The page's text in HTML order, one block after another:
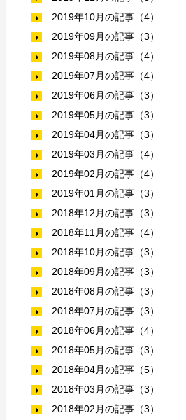
2019年10月の記事（4）
2019年09月の記事（3）
2019年08月の記事（4）
2019年07月の記事（4）
2019年06月の記事（3）
2019年05月の記事（3）
2019年04月の記事（3）
2019年03月の記事（4）
2019年02月の記事（4）
2019年01月の記事（3）
2018年12月の記事（3）
2018年11月の記事（4）
2018年10月の記事（3）
2018年09月の記事（3）
2018年08月の記事（3）
2018年07月の記事（3）
2018年06月の記事（4）
2018年05月の記事（3）
2018年04月の記事（5）
2018年03月の記事（3）
2018年02月の記事（3）